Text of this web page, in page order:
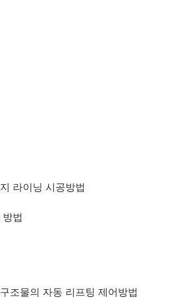
라이닝 시공방법
방법
조물의 자동 리프팅 제어방법